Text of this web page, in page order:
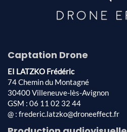
Captation Drone
EI LATZKO Frédéric
74 Chemin du Montagné
30400 Villeneuve-lès-Avignon
GSM : 06 11 02 32 44
@ : frederic.latzko@droneeffect.fr